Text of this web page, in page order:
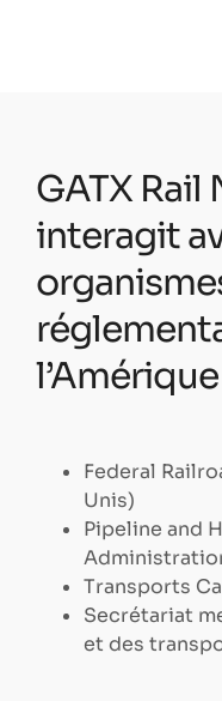
GATX
interagit
Federal
Unis)
Pipeline and
Transports
Secrétariat
et des